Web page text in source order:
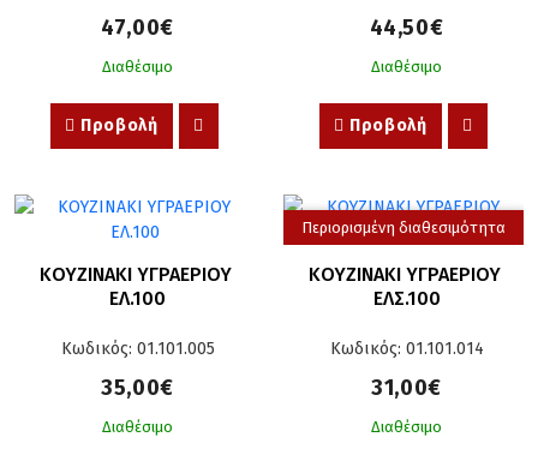
47,00€
Διαθέσιμο
Προβολή
44,50€
Διαθέσιμο
Προβολή
ΚΟΥΖΙΝΑΚΙ ΥΓΡΑΕΡΙΟΥ
ΕΛ.100
Κωδικός: 01.101.005
35,00€
Διαθέσιμο
Περιορισμένη διαθεσιμότητα
ΚΟΥΖΙΝΑΚΙ ΥΓΡΑΕΡΙΟΥ
ΕΛΣ.100
Κωδικός: 01.101.014
31,00€
Διαθέσιμο